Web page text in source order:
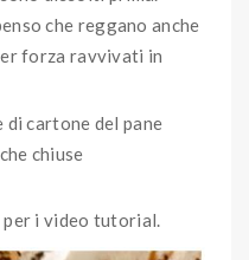
che reggano anche
forza ravvivati in
cartone del pane
chiuse
i video tutorial.